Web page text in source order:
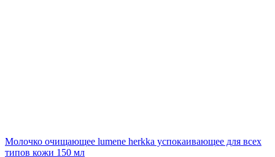
Молочко очищающее lumene herkka успокаивающее для всех
типов кожи 150 мл